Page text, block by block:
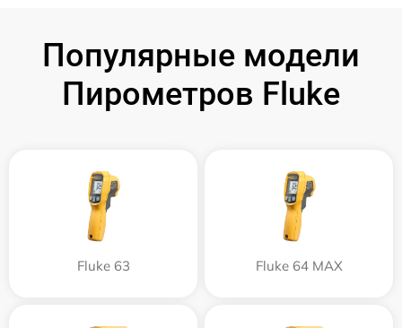
Популярные модели
Пирометров Fluke
Fluke 63 Fluke 64 MAX